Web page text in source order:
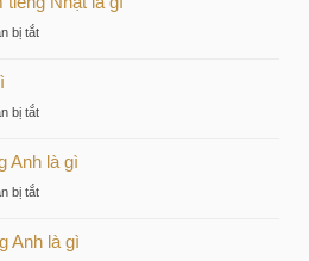
chiến
của
nhà
tư
bị tắtở
gì
bị tắtở
là
Anh là gì
bị tắtở
dịch
Anh là gì